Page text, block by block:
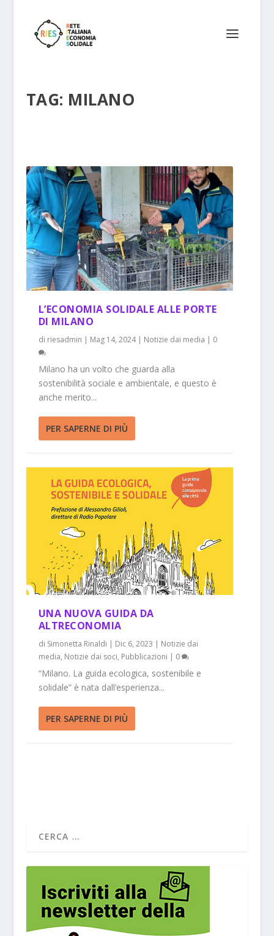
TAG: MILANO
L’ECONOMIA SOLIDALE ALLE PORTE
DI MILANO
di riesadmin | Mag 14, 2024| Notizie dai media | 0
Milano ha un volto che guarda alla
sostenibilità sociale e ambientale, e questo è
anche merito...
PER SAPERNE DI PIÙ
UNA NUOVA GUIDA DA
ALTRECONOMIA
di Simonetta Rinaldi | Dic 6, 2023 | Notizie dai
media, Notizie dai soci, Pubblicazioni | 0
“Milano. La guida ecologica, sostenibile e
solidale” è nata dall’esperienza...
PER SAPERNE DI PIÙ